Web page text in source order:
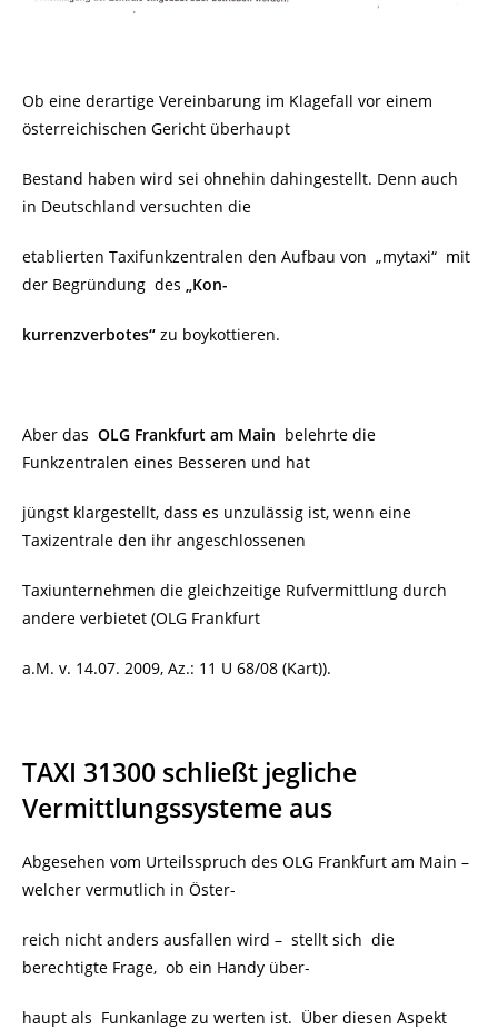
Ob eine derartige Vereinbarung im Klagefall vor einem
österreichischen Gericht überhaupt
Bestand haben wird sei ohnehin dahingestellt. Denn auch
in Deutschland versuchten die
etablierten Taxifunkzentralen den Aufbau von „mytaxi“ mit
der Begründung des
„Kon-
kurrenzverbotes“ zu boykottieren.
Aber das OLG Frankfurt am Main belehrte die
Funkzentralen eines Besseren und hat
jüngst klargestellt, dass es unzulässig ist, wenn eine
Taxizentrale den ihr angeschlossenen
Taxiunternehmen die gleichzeitige Rufvermittlung durch
andere verbietet (OLG Frankfurt
a.M. v. 14.07. 2009, Az.: 11 U 68/08 (Kart)).
TAXI 31300 schließt jegliche
Vermittlungssysteme aus
Abgesehen vom Urteilsspruch des OLG Frankfurt am Main –
welcher vermutlich in Öster-
reich nicht anders ausfallen wird – stellt sich die
berechtigte Frage, ob ein Handy über-
haupt als Funkanlage zu werten ist. Über diesen Aspekt